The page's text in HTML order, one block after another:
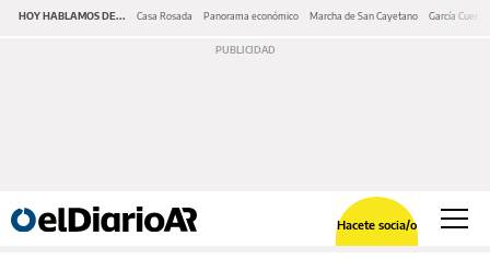
HOY HABLAMOS DE... Casa Rosada Panorama económico Marcha de San Cayetano García Cuerva
Hacete socia/o